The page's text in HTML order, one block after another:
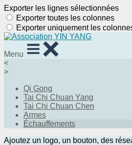
Exporter les lignes sélectionnées
Exporter toutes les colonnes
Exporter uniquement les
Menu
<
>
Qi Gong
Tai Chi Chuan Yang
Tai Chi Chuan Chen
Armes
Échauffements
Ajoutez un logo, un bouton, des